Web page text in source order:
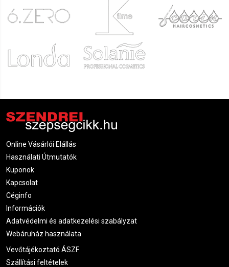
Online Vásárlói Elállás
Használati Útmutatók
Kuponok
Kapcsolat
Céginfo
Információk
Adatvédelmi és adatkezelési szabályzat
Webáruház használata
Vevőtájékoztató ÁSZF
Szállítási feltételek